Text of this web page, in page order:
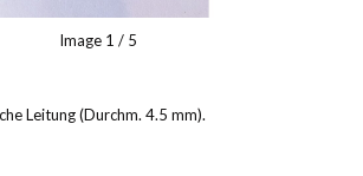
Image 1 / 5
Leitung (Durchm. 4.5 mm).